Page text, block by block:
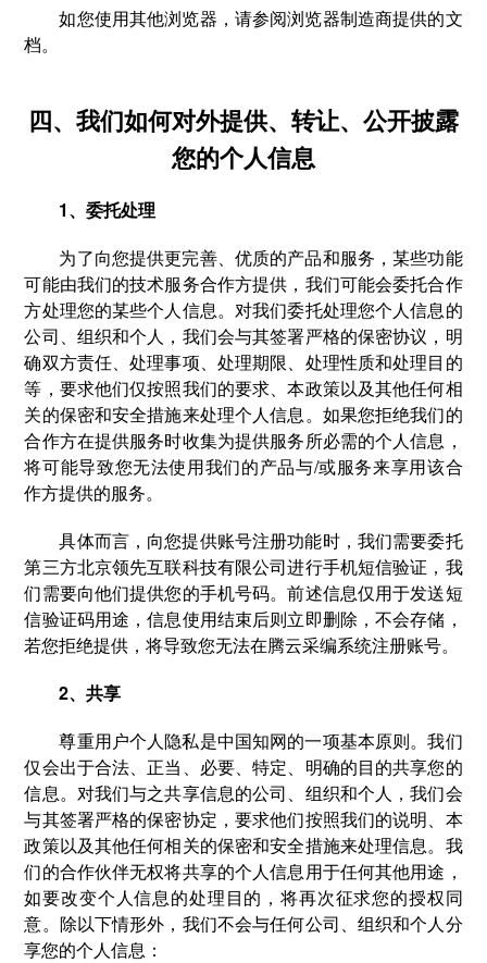
如您使用其他浏览器，请参阅浏览器制造商提供的文
档。
四、我们如何对外提供、转让、公开披露
您的个人信息
1、委托处理
为了向您提供更完善、优质的产品和服务，某些功能
可能由我们的技术服务合作方提供，我们可能会委托合作
方处理您的某些个人信息。对我们委托处理您个人信息的
公司、组织和个人，我们会与其签署严格的保密协议，明
确双方责任、处理事项、处理期限、处理性质和处理目的
等，要求他们仅按照我们的要求、本政策以及其他任何相
关的保密和安全措施来处理个人信息。如果您拒绝我们的
合作方在提供服务时收集为提供服务所必需的个人信息，
将可能导致您无法使用我们的产品与/或服务来享用该合
作方提供的服务。
具体而言，向您提供账号注册功能时，我们需要委托
第三方北京领先互联科技有限公司进行手机短信验证，我
们需要向他们提供您的手机号码。前述信息仅用于发送短
信验证码用途，信息使用结束后则立即删除，不会存储，
若您拒绝提供，将导致您无法在腾云采编系统注册账号。
2、共享
尊重用户个人隐私是中国知网的一项基本原则。我们
仅会出于合法、正当、必要、特定、明确的目的共享您的
信息。对我们与之共享信息的公司、组织和个人，我们会
与其签署严格的保密协定，要求他们按照我们的说明、本
政策以及其他任何相关的保密和安全措施来处理信息。我
们的合作伙伴无权将共享的个人信息用于任何其他用途，
如要改变个人信息的处理目的，将再次征求您的授权同
意。除以下情形外，我们不会与任何公司、组织和个人分
享您的个人信息：